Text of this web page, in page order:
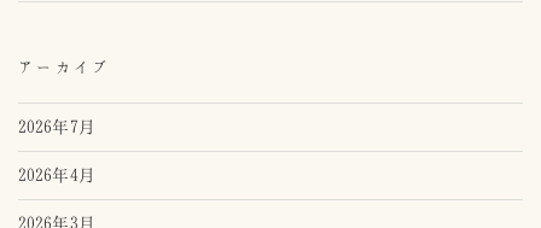
アーカイブ
2026年7月
2026年4月
2026年3月